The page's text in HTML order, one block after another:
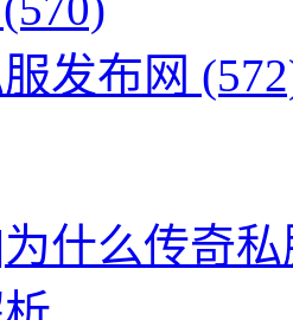
发布网
为什么传奇